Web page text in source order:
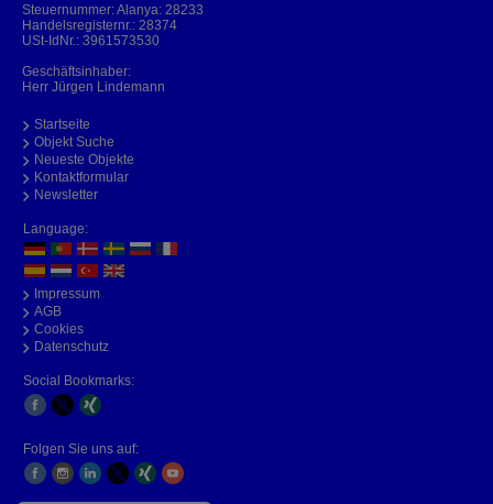
Steuernummer: Alanya: 28233
Handelsregisternr.: 28374
USt-IdNr.: 3961573530
Geschäftsinhaber:
Herr Jürgen Lindemann
Startseite
Objekt Suche
Neueste Objekte
Kontaktformular
Newsletter
Language:
Impressum
AGB
Cookies
Datenschutz
Social Bookmarks:
Folgen Sie uns auf: